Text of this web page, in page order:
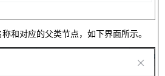
和对应的父类节点，如下界面所示。